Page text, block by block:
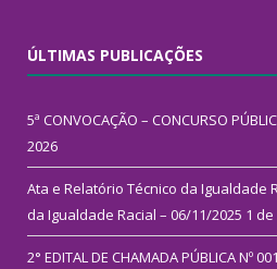
ÚLTIMAS PUBLICAÇÕES
5ª CONVOCAÇÃO – CONCURSO
2026
Ata e Relatório Técnico da Igualdade
da Igualdade Racial – 06/11/2025 1
2° EDITAL DE CHAMADA PÚBLICA Nº